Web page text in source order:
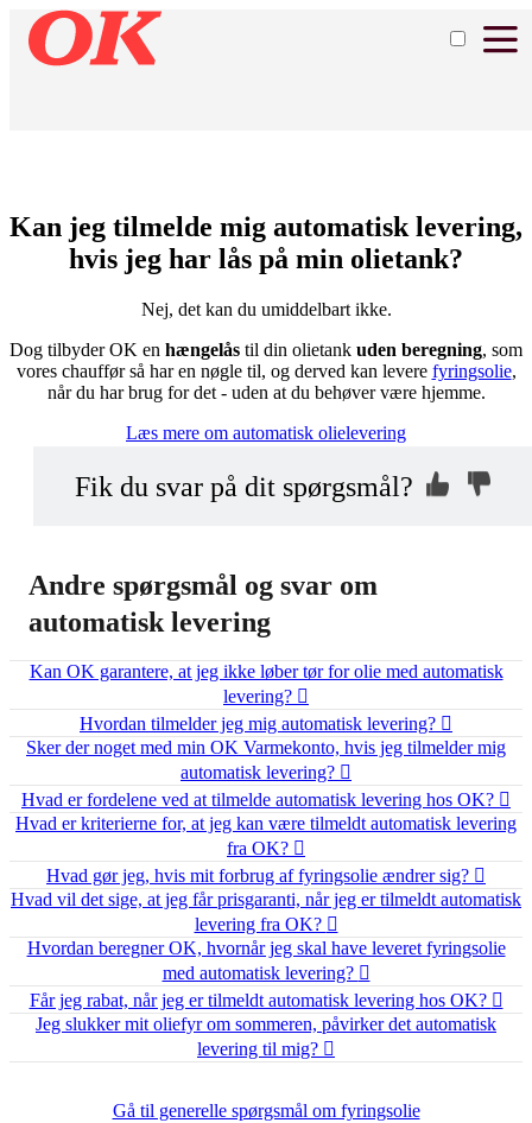
Kan jeg tilmelde mig automatisk levering,
hvis jeg har lås på min olietank?
Nej, det kan du umiddelbart ikke.
Dog tilbyder OK en hængelås til din olietank uden beregning, som
vores chauffør så har en nøgle til, og derved kan levere fyringsolie,
når du har brug for det - uden at du behøver være hjemme.
Læs mere om automatisk olielevering
Fik du svar på dit spørgsmål?
Hvorfor ikke?
Kontakt os, så
vi kan hjælpe dig
Andre spørgsmål og svar om
automatisk levering
Kan OK garantere, at jeg ikke løber tør for olie med automatisk
levering?
Hvordan tilmelder jeg mig automatisk levering?
Sker der noget med min OK Varmekonto, hvis jeg tilmelder mig
automatisk levering?
Hvad er fordelene ved at tilmelde automatisk levering hos OK?
Hvad er kriterierne for, at jeg kan være tilmeldt automatisk levering
fra OK?
Hvad gør jeg, hvis mit forbrug af fyringsolie ændrer sig?
Hvad vil det sige, at jeg får prisgaranti, når jeg er tilmeldt automatisk
levering fra OK?
Hvordan beregner OK, hvornår jeg skal have leveret fyringsolie
med automatisk levering?
Får jeg rabat, når jeg er tilmeldt automatisk levering hos OK?
Jeg slukker mit oliefyr om sommeren, påvirker det automatisk
levering til mig?
Gå til generelle spørgsmål om fyringsolie